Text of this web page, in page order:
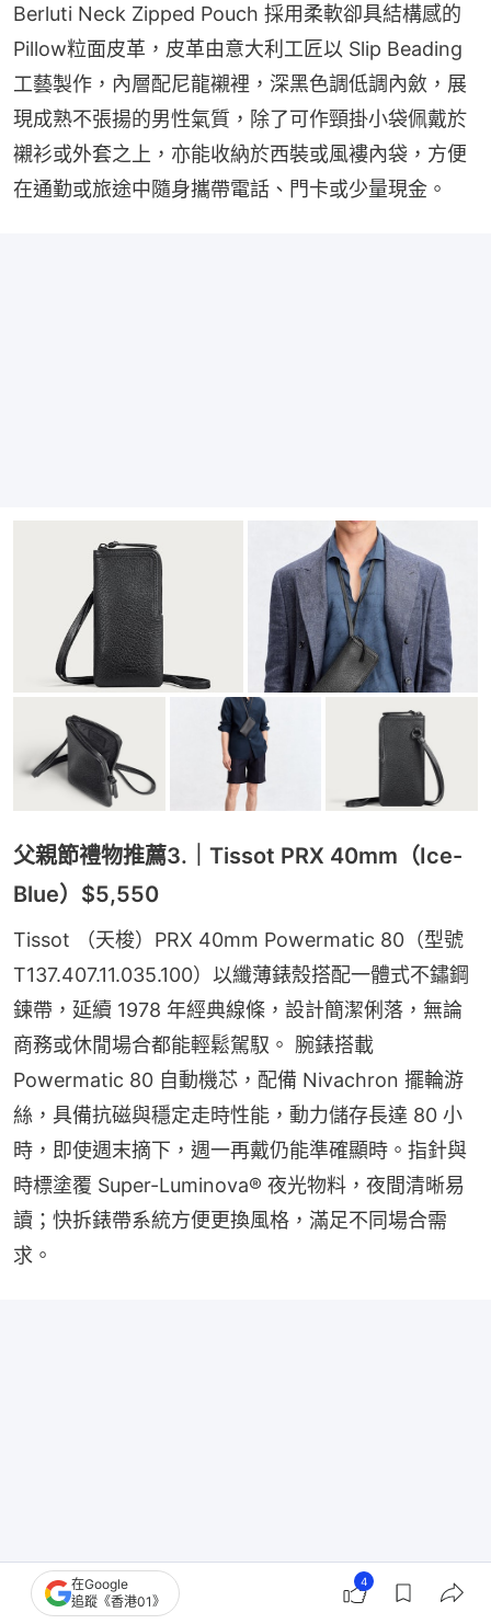
Berluti Neck Zipped Pouch 採用柔軟卻具結構感的
Pillow粒面皮革，皮革由意大利工匠以 Slip Beading
工藝製作，內層配尼龍襯裡，深黑色調低調內斂，展
現成熟不張揚的男性氣質，除了可作頸掛小袋佩戴於
襯衫或外套之上，亦能收納於西裝或風褸內袋，方便
在通勤或旅途中隨身攜帶電話、門卡或少量現金。
父親節禮物推薦3.｜Tissot PRX 40mm（Ice-
Blue）$5,550
Tissot （天梭）PRX 40mm Powermatic 80（型號
T137.407.11.035.100）以纖薄錶殼搭配一體式不鏽鋼
鍊帶，延續 1978 年經典線條，設計簡潔俐落，無論
商務或休閒場合都能輕鬆駕馭。 腕錶搭載
Powermatic 80 自動機芯，配備 Nivachron 擺輪游
絲，具備抗磁與穩定走時性能，動力儲存長達 80 小
時，即使週末摘下，週一再戴仍能準確顯時。指針與
時標塗覆 Super-Luminova® 夜光物料，夜間清晰易
讀；快拆錶帶系統方便更換風格，滿足不同場合需
求。
在Google
追蹤《香港01》
4